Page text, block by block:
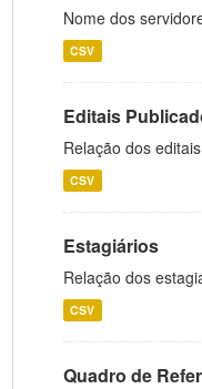
Nome dos
CSV
Editais
Relação dos
CSV
Estagiários
Relação dos
CSV
Quadro de